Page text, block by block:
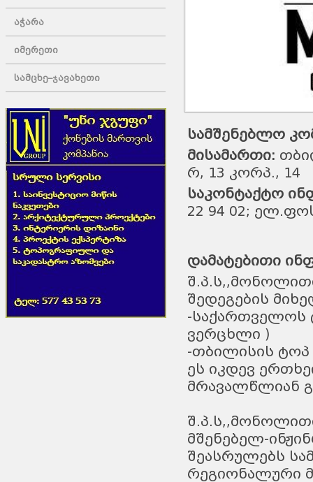
აჭარა
იმერეთი
სამცხე–ჯავახეთი
სამშენებლო
მისამართი:
რ, 13 კორპ., 14
საკონტაქტო
22 94 02;
დამატებითი
შედეგების
-საქართველოს
ვერცხლი )
-თბილისის ტოპ
ეს იკდევ
მრავალწლიან
მშენებელ-
შეასრულებს
რეგიონალური